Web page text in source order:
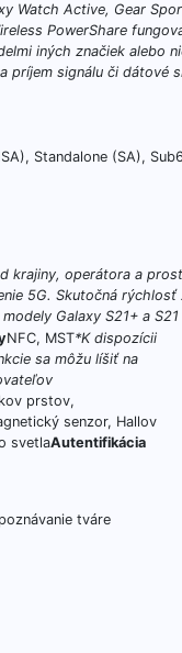
Watch Active, Gear
PowerShare
iných značiek alebo
príjem signálu či dátové
Standalone (SA),
krajiny, operátora a
5G. Skutočná
Galaxy S21+ a
NFC, MST*K dispozícii
sa môžu líšiť na
prstov,
senzor, Hallov
svetlaAutentifikácia
tváre